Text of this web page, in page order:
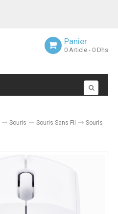
Panier
0 Article - 0 Dhs
Souris Souris Sans Fil
Souris